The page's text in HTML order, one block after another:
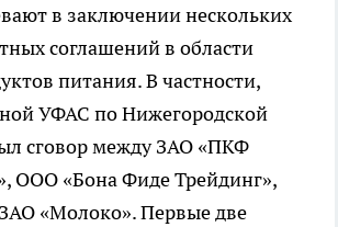
в заключении нескольких
соглашений в области
питания. В частности,
УФАС по Нижегородской
сговор между ЗАО «ПКФ
ООО «Бона Фиде Трейдинг»,
«Молоко». Первые две